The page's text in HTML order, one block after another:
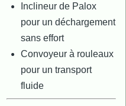
Inclineur de Palox
pour un déchargement
sans effort
Convoyeur à rouleaux
pour un transport
fluide